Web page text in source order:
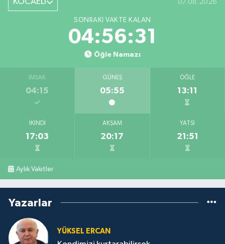
KOCAELİ 07.08.2026
SONRAKI VAKTE KALAN
04:56:30
Öğle Namazı
İMSAK
04:15
GÜNEŞ
05:55
ÖĞLE
13:11
İKINDI
17:03
AKŞAM
20:17
YATSI
21:51
Aylık Vakitler
Yazarlar
YÜKSEL ERCAN